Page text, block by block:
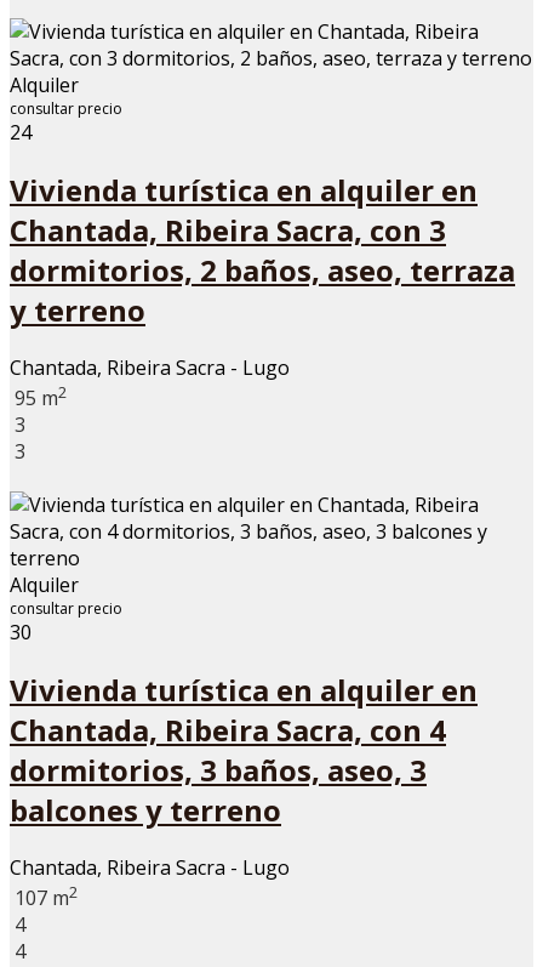
Alquiler
consultar precio
24
Vivienda turística en alquiler en
Chantada, Ribeira Sacra, con 3
dormitorios, 2 baños, aseo, terraza
y terreno
Chantada, Ribeira Sacra - Lugo
95 m2
3
3
Alquiler
consultar precio
30
Vivienda turística en alquiler en
Chantada, Ribeira Sacra, con 4
dormitorios, 3 baños, aseo, 3
balcones y terreno
Chantada, Ribeira Sacra - Lugo
107 m2
4
4